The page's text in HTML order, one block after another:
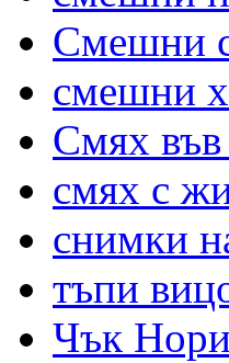
Смешни
смешни
Смях
смях с
снимки
тъпи
Чък